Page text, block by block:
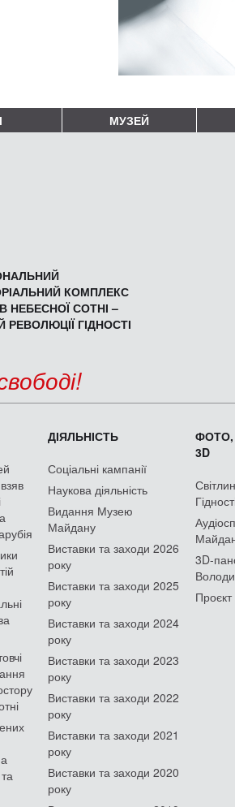
МУЗЕЙ
КОМПЛЕКС
НЕБЕСНОЇ СОТНІ –
РЕВОЛЮЦІЇ ГІДНОСТІ
ДІЯЛЬНІСТЬ
Соціальні кампанії
Наукова діяльність
Видання Музею
Майдану
Виставки та заходи 2026
року
Виставки та заходи 2025
року
Виставки та заходи 2024
року
Виставки та заходи 2023
року
Виставки та заходи 2022
року
Виставки та заходи 2021
року
Виставки та заходи 2020
року
ФОТО,
3D
3D-